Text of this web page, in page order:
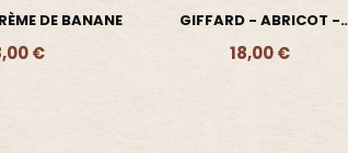
- ABRICOT -
€
- 18,00 €
GIFFARD - ABRICOT DU
ROUSSILLON - LIQUEUR
20,00 €
Ajouter - 20,00 €